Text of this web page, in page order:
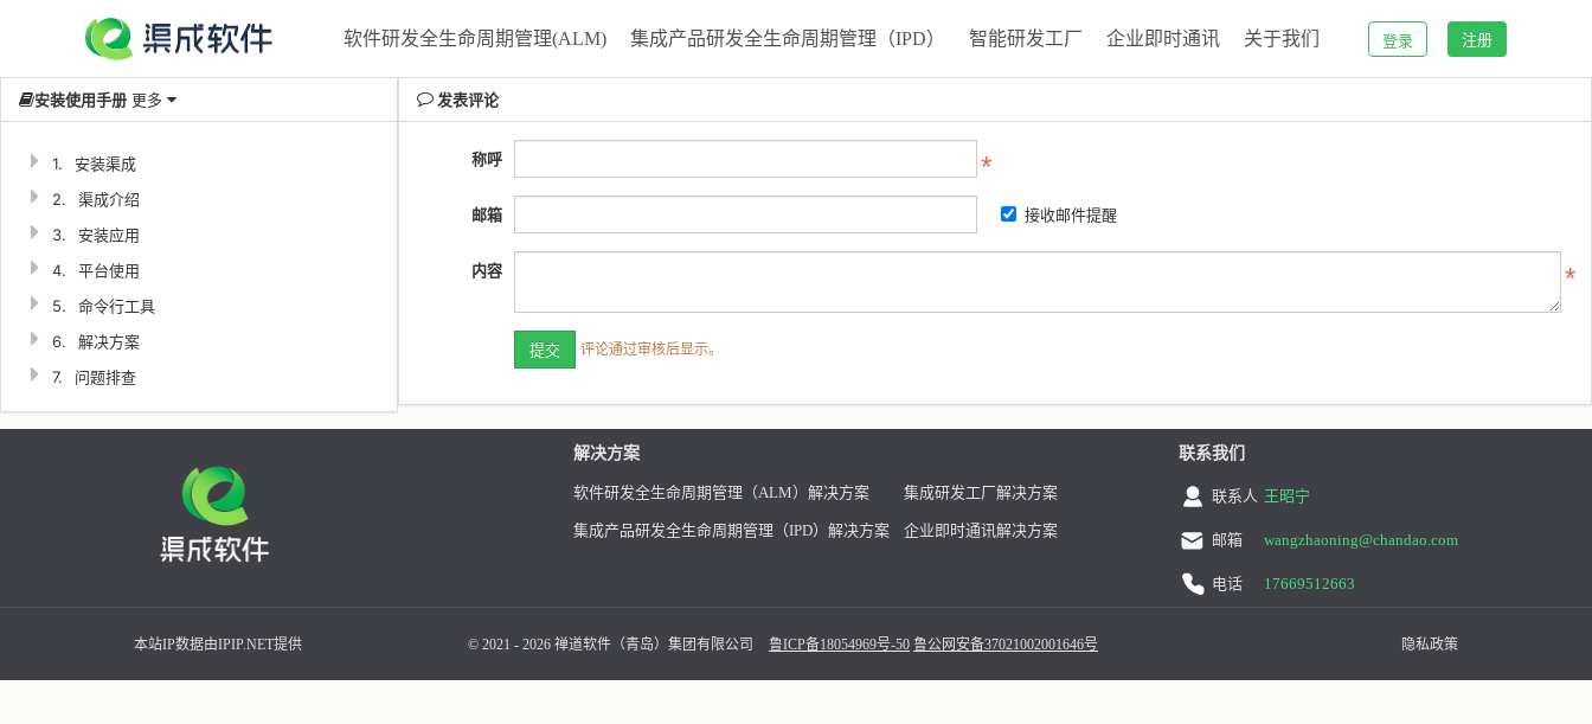
软件研发全生命周期管理(ALM) 集成产品研发全生命周期管理（IPD） 智能研发工厂 企业即时通讯 关于我们 登录 注册
安装使用手册 更多
1.
安装渠成
2.
渠成介绍
3.
安装应用
4.
平台使用
5.
命令行工具
6.
解决方案
7.
问题排查
发表评论
称呼
邮箱 接收邮件提醒
内容
评论通过审核后显示。
解决方案
软件研发全生命周期管理（ALM）解决方案 集成研发工厂解决方案
集成产品研发全生命周期管理（IPD）解决方案 企业即时通讯解决方案
联系我们
联系人 王昭宁
邮箱 wangzhaoning@chandao.com
电话 17669512663
本站IP数据由IPIP.NET提供 © 2021 - 2026 禅道软件（青岛）集团有限公司 鲁ICP备18054969号-50 鲁公网安备37021002001646号 隐私政策